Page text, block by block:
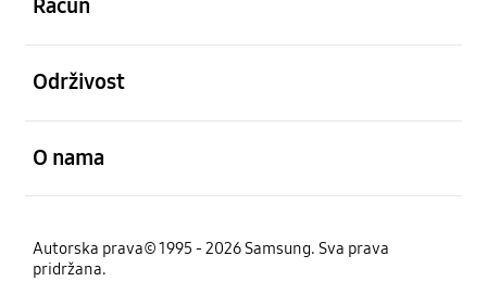
Račun
Održivost
O nama
Autorska prava© 1995 - 2026 Samsung. Sva prava
pridržana.